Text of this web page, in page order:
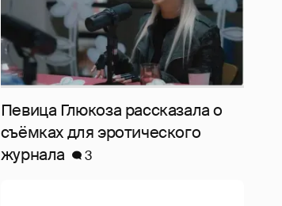
Певица Глюкоза рассказала о
съёмках для эротического
журнала
3